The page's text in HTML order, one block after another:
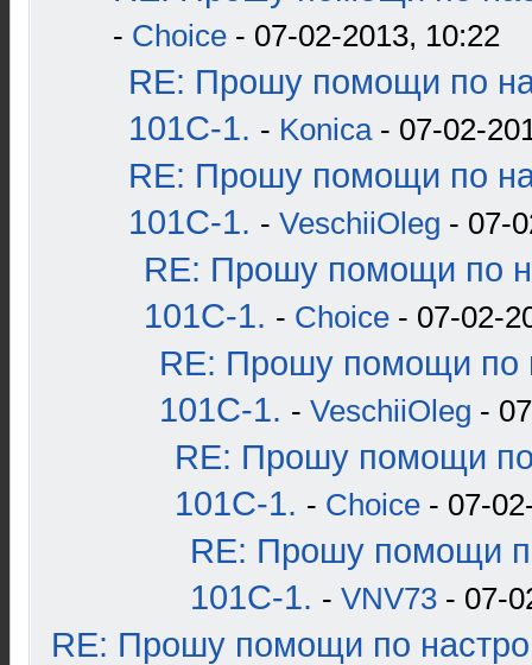
- Choice - 07-02-2013, 10:22
RE: Прошу помощи по
101С-1. - Konica- 07-02-
RE: Прошу помощи по
101С-1. - VeschiiOleg - 07-
RE: Прошу помощи по
101С-1. - Choice - 07-02-
RE: Прошу помощи по
101С-1. - VeschiiOleg -
RE: Прошу помощи
101С-1. - Choice - 07-
RE: Прошу помощи
101С-1. - VNV73 - 07-
RE: Прошу помощи по